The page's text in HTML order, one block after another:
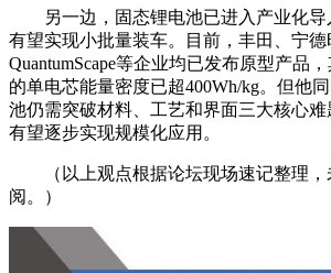
另一边，固态锂电池已进入产业化导
有望实现小批量装车。目前，丰田、宁德
QuantumScape等企业均已发布原型产品，
的单电芯能量密度已超400Wh/kg。但他
池仍需突破材料、工艺和界面三大核心难
有望逐步实现规模化应用。
（以上观点根据论坛现场速记整理
阅。）